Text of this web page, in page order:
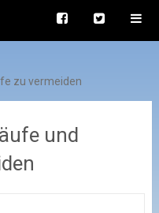
zu vermeiden
und